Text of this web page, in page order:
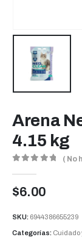
Arena
4.15 kg
( No
$6.00
SKU: 6944386655239
Categorías: Cuidado